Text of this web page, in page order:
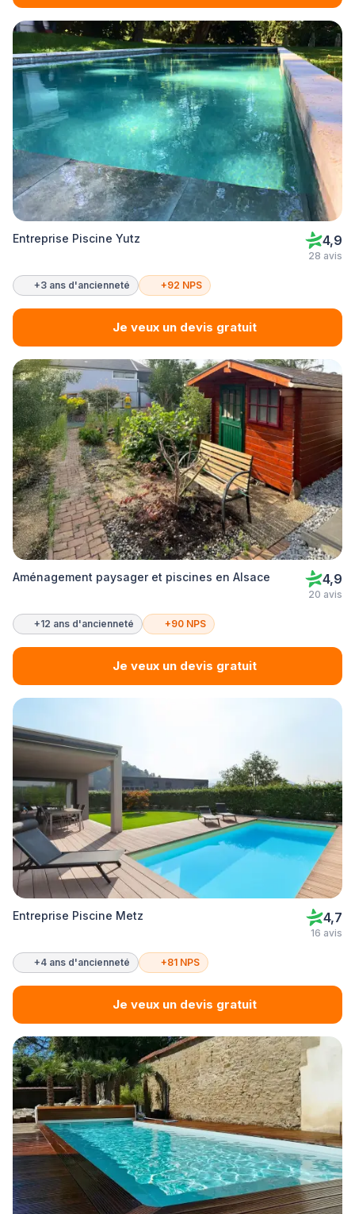
Entreprise Piscine Yutz 4,9
28 avis
+3 ans d'ancienneté +92 NPS
Je veux un devis gratuit
Aménagement paysager et piscines en Alsace 4,9
20 avis
+12 ans d'ancienneté +90 NPS
Je veux un devis gratuit
Entreprise Piscine Metz 4,7
16 avis
+4 ans d'ancienneté +81 NPS
Je veux un devis gratuit